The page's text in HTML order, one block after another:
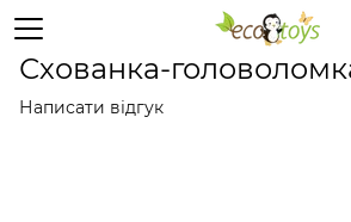
Дерев'яні конструктори
Схованка-
Написати відгук